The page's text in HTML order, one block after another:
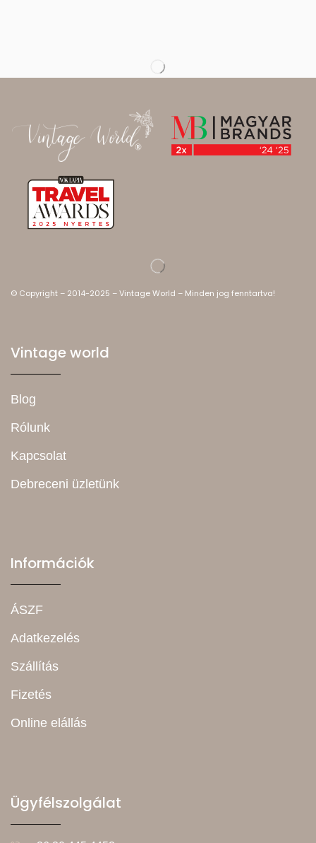
© Copyright – 2014-2025 – Vintage World – Minden jog fenntartva!
Vintage world
Blog
Rólunk
Kapcsolat
Debreceni üzletünk
Információk
ÁSZF
Adatkezelés
Szállítás
Fizetés
Online elállás
Ügyfélszolgálat